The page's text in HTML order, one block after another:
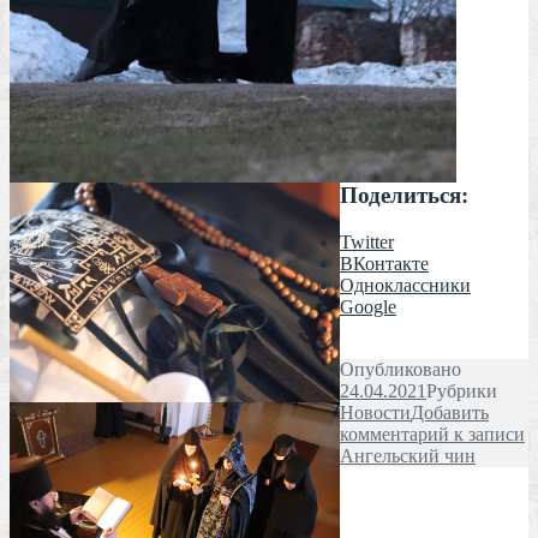
Поделиться:
Twitter
ВКонтакте
Одноклассники
Google
Опубликовано
24.04.2021Рубрики
НовостиДобавить
комментарий к записи
Ангельский чин